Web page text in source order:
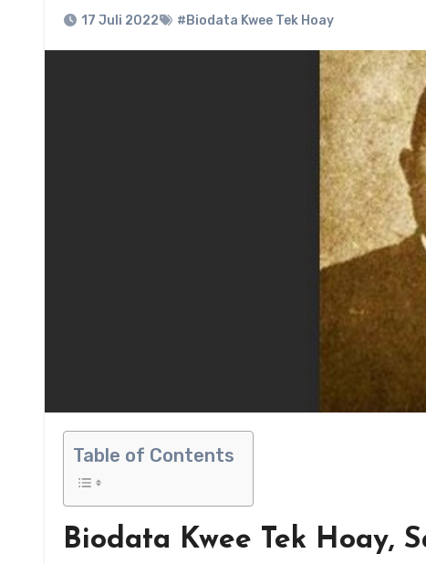
17 Juli 2022 #Biodata Kwee Tek Hoay
Table of Contents
Biodata Kwee Tek Hoay,